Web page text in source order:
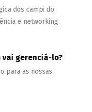
dos campi do
e networking
vai gerenciá-lo?
para as nossas